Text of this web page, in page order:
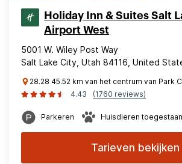
Holiday Inn & Suites Salt
Airport West
5001 W. Wiley Post Way
Salt Lake City, Utah 84116, United
28.28 45.52 km van het centrum van Park
4.43
(1760 reviews)
Parkeren Huisdieren toegestaan
Tarieven bekijken